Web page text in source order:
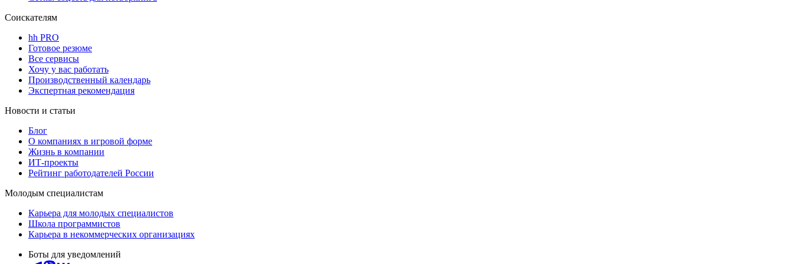
Соискателям
hh PRO
Готовое резюме
Все сервисы
Хочу у вас работать
Производственный календарь
Экспертная рекомендация
Новости и статьи
Блог
О компаниях в игровой форме
Жизнь в компании
ИТ-проекты
Рейтинг работодателей России
Молодым специалистам
Карьера для молодых специалистов
Школа программистов
Карьера в некоммерческих организациях
Боты для уведомлений